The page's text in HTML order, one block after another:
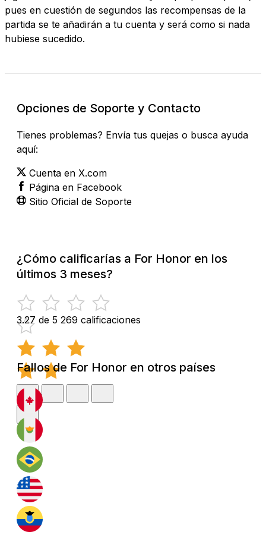
pues en cuestión de segundos las recompensas de la
partida se te añadirán a tu cuenta y será como si nada
hubiese sucedido.
Opciones de Soporte y Contacto
Tienes problemas? Envía tus quejas o busca ayuda
aquí:
Cuenta en X.com
Página en Facebook
Sitio Oficial de Soporte
¿Cómo calificarías a For Honor en los
últimos 3 meses?
3.27 de 5 269 calificaciones
Fallos de For Honor en otros países